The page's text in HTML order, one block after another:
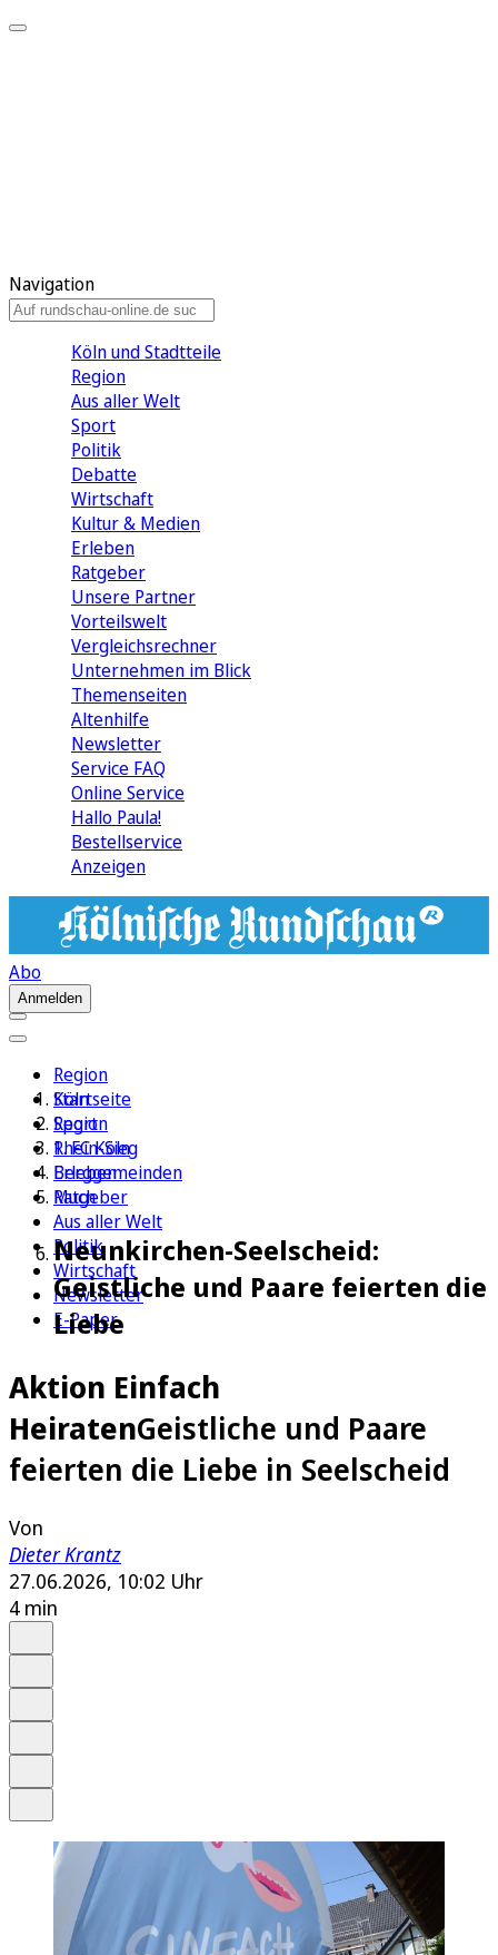
Navigation
Köln und Stadtteile
Region
Aus aller Welt
Sport
Politik
Debatte
Wirtschaft
Kultur & Medien
Erleben
Ratgeber
Unsere Partner
Vorteilswelt
Vergleichsrechner
Unternehmen im Blick
Themenseiten
Altenhilfe
Newsletter
Service FAQ
Online Service
Hallo Paula!
Bestellservice
Anzeigen
Abo
Anmelden
Region
Köln
Sport
1. FC Köln
Erleben
Ratgeber
Aus aller Welt
Politik
Wirtschaft
Newsletter
E-Paper
Startseite
Region
Rhein-Sieg
Berggemeinden
Much
Neunkirchen-Seelscheid:
Geistliche und Paare feierten die
Liebe
Aktion Einfach
HeiratenGeistliche und Paare
feierten die Liebe in Seelscheid
Von
Dieter Krantz
27.06.2026, 10:02 Uhr
4 min